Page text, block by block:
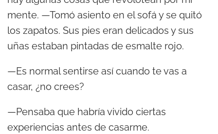
mente. —Tomó asiento en el sofá y se quitó
los zapatos. Sus pies eran delicados y sus
uñas estaban pintadas de esmalte rojo.
—Es normal sentirse así cuando te vas a
casar, ¿no crees?
—Pensaba que habría vivido ciertas
experiencias antes de casarme.